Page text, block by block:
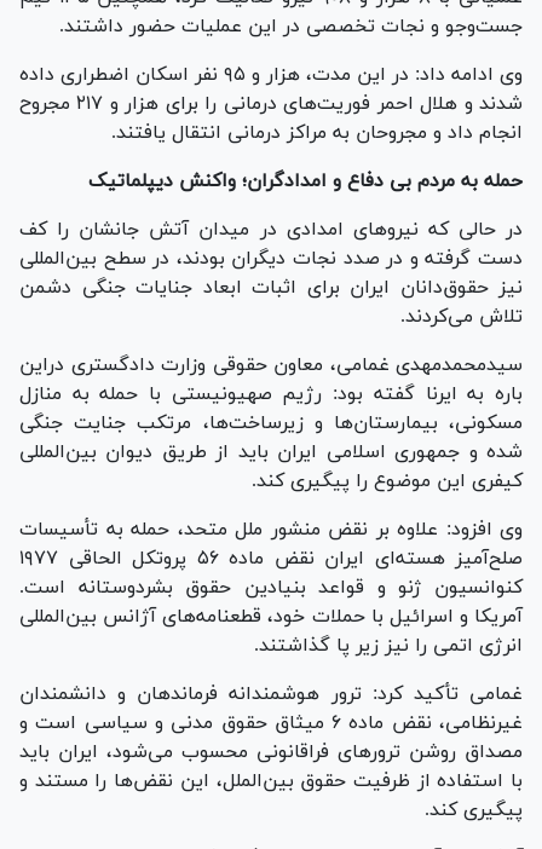
جست‌و‌جو و نجات تخصصی در این عملیات حضور داشتند.
وی ادامه داد: در این مدت، هزار و ۹۵ نفر اسکان اضطراری داده
شدند و هلال احمر فوریت‌های درمانی را برای هزار و ۲۱۷ مجروح
انجام داد و مجروحان به مراکز درمانی انتقال یافتند.
حمله به مردم بی دفاع و امدادگران؛ واکنش دیپلماتیک
در حالی که نیرو‌های امدادی در میدان آتش جانشان را کف
دست گرفته و در صدد نجات دیگران بودند، در سطح بین‌المللی
نیز حقوق‌دانان ایران برای اثبات ابعاد جنایات جنگی دشمن
تلاش می‌کردند.
سیدمحمدمهدی غمامی، معاون حقوقی وزارت دادگستری دراین
باره به ایرنا گفته بود: رژیم صهیونیستی با حمله به منازل
مسکونی، بیمارستان‌ها و زیرساخت‌ها، مرتکب جنایت جنگی
شده و جمهوری اسلامی ایران باید از طریق دیوان بین‌المللی
کیفری این موضوع را پیگیری کند.
وی افزود: علاوه بر نقض منشور ملل متحد، حمله به تأسیسات
صلح‌آمیز هسته‌ای ایران نقض ماده ۵۶ پروتکل الحاقی ۱۹۷۷
کنوانسیون ژنو و قواعد بنیادین حقوق بشردوستانه است.
آمریکا و اسرائیل با حملات خود، قطعنامه‌های آژانس بین‌المللی
انرژی اتمی را نیز زیر پا گذاشتند.
غمامی تأکید کرد: ترور هوشمندانه فرماندهان و دانشمندان
غیرنظامی، نقض ماده ۶ میثاق حقوق مدنی و سیاسی است و
مصداق روشن ترور‌های فراقانونی محسوب می‌شود، ایران باید
با استفاده از ظرفیت حقوق بین‌الملل، این نقض‌ها را مستند و
پیگیری کند.